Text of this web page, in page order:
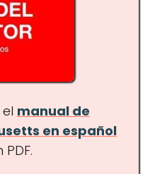
manual de
en español